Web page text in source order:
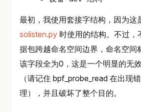
最初，我使用套接字结构，因为这
solisten.py 时使用的结构。不过，
据包跨越命名空间边界，命名空间
该字段全为0，这是一个明显的无
（请记住 bpf_probe_read 在出现
理），并且破坏了整个目的。